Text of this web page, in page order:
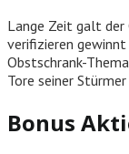
Lange Zeit galt der
verifizieren gewinnt
Obstschrank-
Tore seiner
Bonus